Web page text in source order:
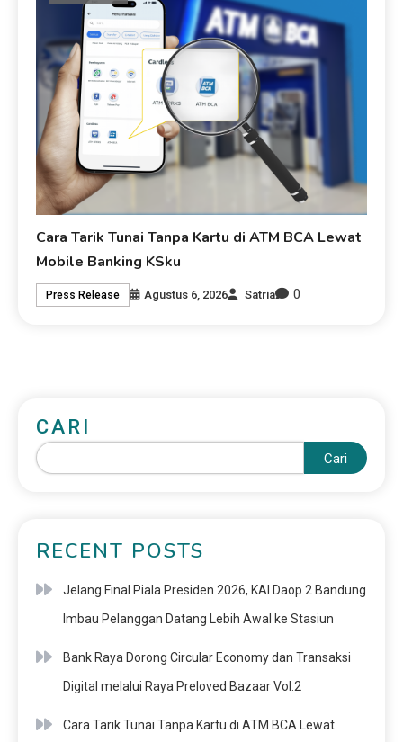
Cara Tarik Tunai Tanpa Kartu di ATM BCA Lewat
Mobile Banking KSku
Press Release Agustus 6, 2026 Satria 0
CARI
Cari
RECENT POSTS
Jelang Final Piala Presiden 2026, KAI Daop 2 Bandung
Imbau Pelanggan Datang Lebih Awal ke Stasiun
Bank Raya Dorong Circular Economy dan Transaksi
Digital melalui Raya Preloved Bazaar Vol.2
Cara Tarik Tunai Tanpa Kartu di ATM BCA Lewat